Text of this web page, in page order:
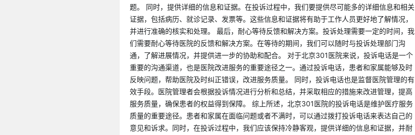
题。 同时，提供详细的信息和证据。在投诉过程中，我们要提供尽可能多的详细信息和相关
证据，包括病历、就诊记录、发票等。这些信息和证据将有助于工作人员更好地了解情况，
并进行准确的核实和处理。 最后，耐心等待反馈和解决方案。投诉处理需要一定的时间，我
们需要耐心等待医院的反馈和解决方案。在等待的期间，我们可以随时与投诉处理部门沟
通，了解进展情况，并提供进一步的协助和配合。 对于北京301医院来说，投诉电话是一个
重要的沟通渠道，也是医院改进服务的重要途径之一。通过投诉电话，患者和家属能够及时
反映问题，帮助医院及时纠正错误，改进服务质量。 同时，投诉电话也是监督医院管理的有
效手段。医院管理者会根据投诉情况进行分析和总结，并采取相应的措施来改进管理，提高
服务质量，确保患者的权益得到保障。 综上所述，北京301医院的投诉电话是维护医疗服务
质量的重要途径。患者和家属在面临问题或者不满时，可以通过拨打投诉电话来表达自己的
意见和诉求。同时，在投诉过程中，我们应该保持冷静客观，提供详细的信息和证据，并耐